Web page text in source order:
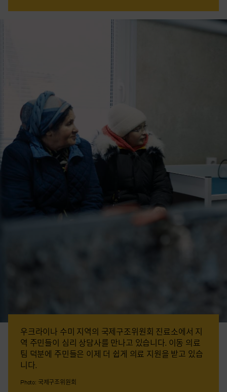
우크라이나 수미 지역의 국제구조위원회 진료소에서 지
역 주민들이 심리 상담사를 만나고 있습니다. 이동 의료
팀 덕분에 주민들은 이제 더 쉽게 의료 지원을 받고 있습
니다.
Photo: 국제구조위원회